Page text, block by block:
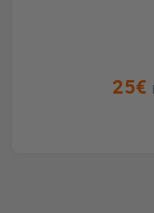
25€